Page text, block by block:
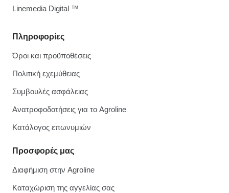
Πληροφορίες
Όροι και προϋποθέσεις
Πολιτική εχεμύθειας
Συμβουλές ασφάλειας
Ανατροφοδοτήσεις για το Agroline
Κατάλογος επωνυμιών
Προσφορές μας
Διαφήμιση στην Agroline
Καταχώριση της αγγελίας σας
Linemedia Digital ™